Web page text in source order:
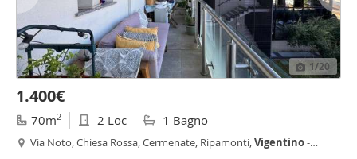
1/20
1.400€
70m2 2 Loc 1 Bagno
Via Noto, Chiesa Rossa, Cermenate, Ripamonti,Vigentino-